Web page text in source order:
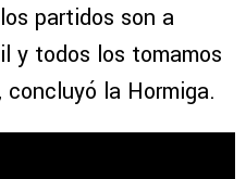
partidos son a
y todos los tomamos
concluyó la Hormiga.